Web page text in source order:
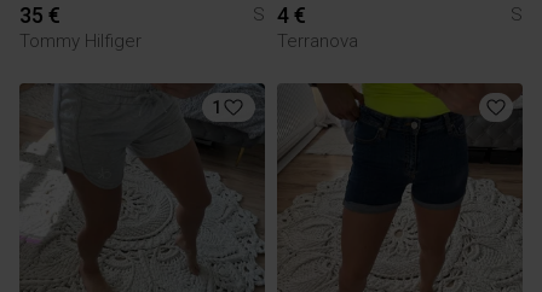
35 €
S
Tommy Hilfiger
4 €
S
Terranova
1